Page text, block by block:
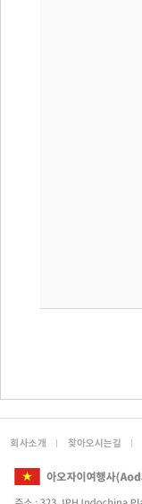
회사소개 찾아오시는길